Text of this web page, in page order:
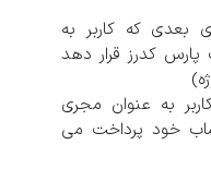
بعدی که کاربر به
پارس کدرز قرار دهد
کاربر به عنوان مجری
خود پرداخت می